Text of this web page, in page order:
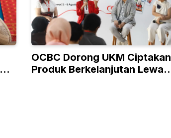
OCBC Dorong UKM Ciptakan
Produk Berkelanjutan Lewat